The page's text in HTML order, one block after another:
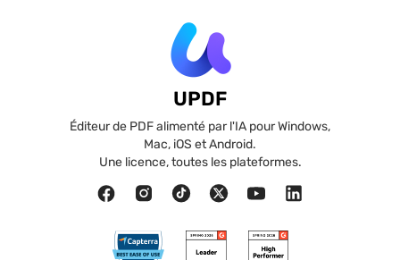
UPDF
Éditeur de PDF alimenté par l'IA pour Windows,
Mac, iOS et Android.
Une licence, toutes les plateformes.